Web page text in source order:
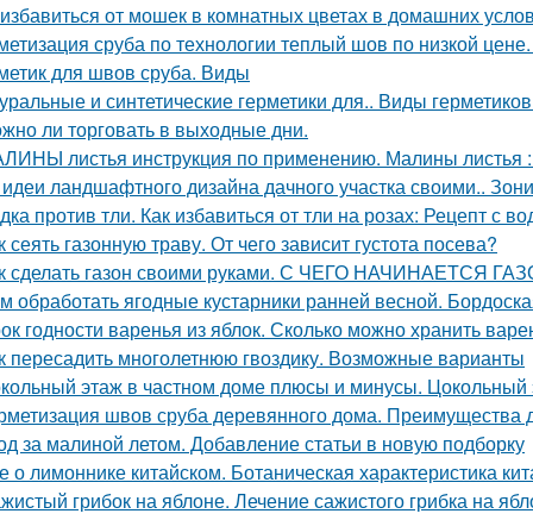
от мошек в комнатных цветах в домашних
сруба по технологии теплый шов по низкой
для швов сруба. Виды
и синтетические герметики для.. Виды
ли торговать в выходные дни.
листья инструкция по применению. Малины листья
ландшафтного дизайна дачного участка своими..
против тли. Как избавиться от тли на розах: Рецепт с
сеять газонную траву. От чего зависит густота посева?
сделать газон своими руками. С ЧЕГО НАЧИНАЕТСЯ
обработать ягодные кустарники ранней весной.
годности варенья из яблок. Сколько можно хранить
пересадить многолетнюю гвоздику. Возможные варианты
этаж в частном доме плюсы и минусы. Цокольный
швов сруба деревянного дома. Преимущества
за малиной летом. Добавление статьи в новую подборку
о лимоннике китайском. Ботаническая характеристика
грибок на яблоне. Лечение сажистого грибка на